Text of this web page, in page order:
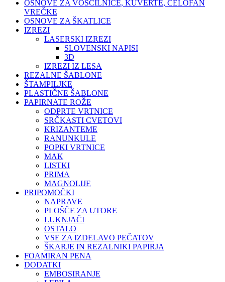
OSNOVE ZA VOŠČILNICE, KUVERTE, CELOFAN
VREČKE
OSNOVE ZA ŠKATLICE
IZREZI
LASERSKI IZREZI
SLOVENSKI NAPISI
3D
IZREZI IZ LESA
REZALNE ŠABLONE
ŠTAMPILJKE
PLASTIČNE ŠABLONE
PAPIRNATE ROŽE
ODPRTE VRTNICE
SRČKASTI CVETOVI
KRIZANTEME
RANUNKULE
POPKI VRTNICE
MAK
LISTKI
PRIMA
MAGNOLIJE
PRIPOMOČKI
NAPRAVE
PLOŠČE ZA UTORE
LUKNJAČI
OSTALO
VSE ZA IZDELAVO PEČATOV
ŠKARJE IN REZALNIKI PAPIRJA
FOAMIRAN PENA
DODATKI
EMBOSIRANJE